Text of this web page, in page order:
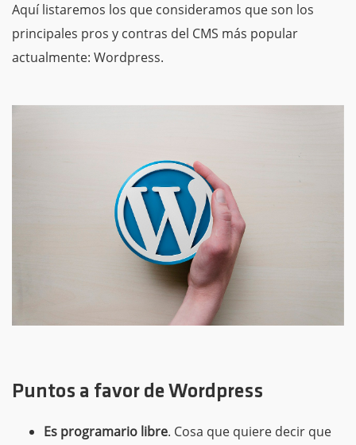
Aquí listaremos los que consideramos que son los
principales pros y contras del CMS más popular
actualmente: Wordpress.
Puntos a favor de Wordpress
Es programario libre. Cosa que quiere decir que